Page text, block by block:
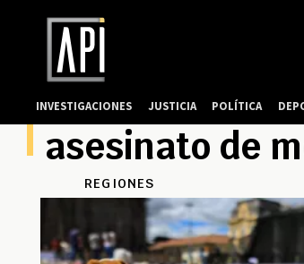
asesinato de
REGIONES
INVESTIGACIONES JUSTICIA POLÍTICA